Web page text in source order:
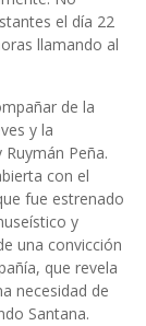
el día 22
llamando al
de la
y la
Peña.
con el
fue estrenado
y
una convicción
que revela
necesidad de
Santana.